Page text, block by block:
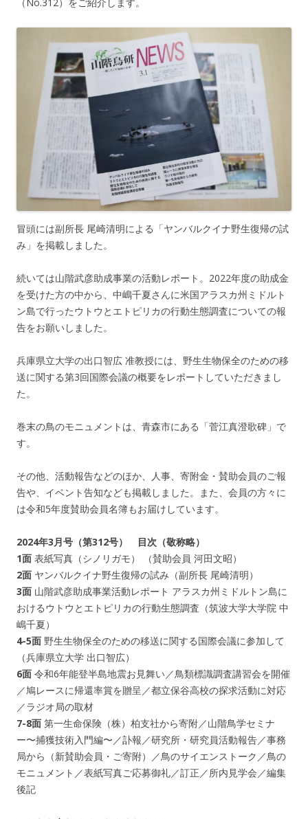
冒頭には副所長 尾崎清明による「ヤンバルクイナ野生復帰の試
み」を掲載しました。
続いては山階武彦助成事業の活動レポート。2022年度の助成金
を受けた方の中から、中嶋千夏さんに米国アラスカ州ミドルト
ン島で行ったウトウとエトピリカの行動生態調査についての報
告をお願いしました。
兵庫県立大学の出口智広 准教授には、野生生物保全のための移
送に関する第3回国際会議の概要をレポートしていただきまし
た。
巻末の鳥のモニュメントは、青森市にある「菅江真澄歌碑」で
す。
その他、活動報告などのほか、人事、寄附金・賛助会員のご報
告や、イベント告知なども掲載しました。また、会員の方々に
は令和5年度賛助会員名簿もお届けしています。
2024年3月号（第312号） 目次（敬称略）
1面 表紙写真（シノリガモ） （賛助会員 河田文昭）
2面 ヤンバルクイナ野生復帰の試み（副所長 尾崎清明）
3面 山階武彦助成事業活動レポート アラスカ州ミドルトン島に
おけるウトウとエトピリカの行動生態調査（筑波大学大学院 中
嶋千夏）
4-5面 野生生物保全のための移送に関する国際会議に参加して
（兵庫県立大学 出口智広）
6面 令和6年能登半島地震お見舞い／鳥類標識調査講習会を開催
／鳩レースに帰還率賞を贈呈／都立保谷高校の探求活動に対応
／ラジオ局の取材
7-8面 第一生命保険（株）柏支社から寄附／山階鳥学セミナ
ー〜捕獲技術入門編〜／訃報／研究所・研究員活動報告／事務
局から（新賛助会員・ご寄附）／鳥のサイエンストーク／鳥の
モニュメント／表紙写真ご応募御礼／訂正／所内見学会／編集
後記